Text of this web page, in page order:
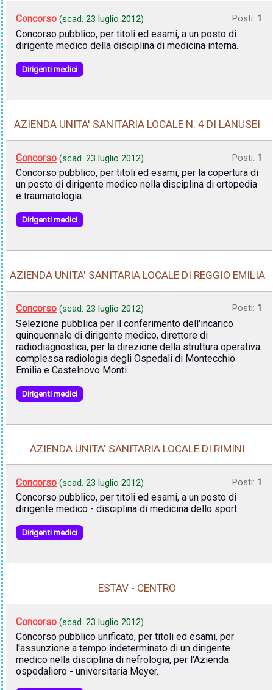
Concorso (scad. 23 luglio 2012) Posti: 1
Concorso pubblico, per titoli ed esami, a un posto di
dirigente medico della disciplina di medicina interna.
Dirigenti medici
AZIENDA UNITA' SANITARIA LOCALE N. 4 DI LANUSEI
Concorso (scad. 23 luglio 2012) Posti: 1
Concorso pubblico, per titoli ed esami, per la copertura di
un posto di dirigente medico nella disciplina di ortopedia
e traumatologia.
Dirigenti medici
AZIENDA UNITA' SANITARIA LOCALE DI REGGIO EMILIA
Concorso (scad. 23 luglio 2012) Posti: 1
Selezione pubblica per il conferimento dell'incarico
quinquennale di dirigente medico, direttore di
radiodiagnostica, per la direzione della struttura operativa
complessa radiologia degli Ospedali di Montecchio
Emilia e Castelnovo Monti.
Dirigenti medici
AZIENDA UNITA' SANITARIA LOCALE DI RIMINI
Concorso (scad. 23 luglio 2012) Posti: 1
Concorso pubblico, per titoli ed esami, a un posto di
dirigente medico - disciplina di medicina dello sport.
Dirigenti medici
ESTAV - CENTRO
Concorso (scad. 23 luglio 2012)
Concorso pubblico unificato, per titoli ed esami, per
l'assunzione a tempo indeterminato di un dirigente
medico nella disciplina di nefrologia, per l'Azienda
ospedaliero - universitaria Meyer.